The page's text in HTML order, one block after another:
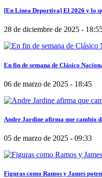
[En Línea Deportiva] El 2026 y lo
28 de diciembre de 2025 -
En fin de semana de Clásico
06 de marzo de 2025 - 18:45
Andre Jardine afirma que cambio
05 de marzo de 2025 - 09:33
Figuras como Ramos y James